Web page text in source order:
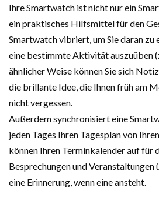
Ihre Smartwatch ist nicht nur ein
ein praktisches Hilfsmittel für den
Smartwatch vibriert, um Sie daran zu
eine bestimmte Aktivität auszuüben
ähnlicher Weise können Sie sich
die brillante Idee, die Ihnen früh am
nicht vergessen.
Außerdem synchronisiert eine
jeden Tages Ihren Tagesplan von
können Ihren Terminkalender auf für
Besprechungen und
eine Erinnerung, wenn eine ansteht.